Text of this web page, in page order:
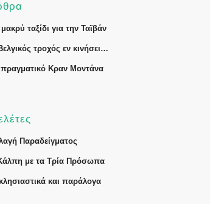
ταξίδι για την Ταϊβάν
τροχός εν κινήσει…
Κραν Μοντάνα
Παραδείγματος
με τα Τρία Πρόσωπα
και παράλογα